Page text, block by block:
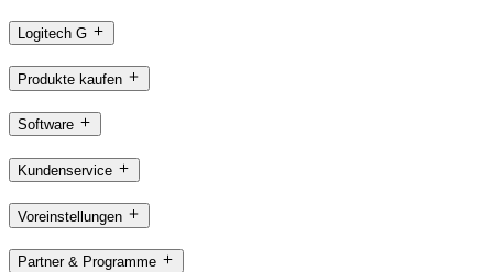
Logitech G
Produkte kaufen
Software
Kundenservice
Voreinstellungen
Partner & Programme